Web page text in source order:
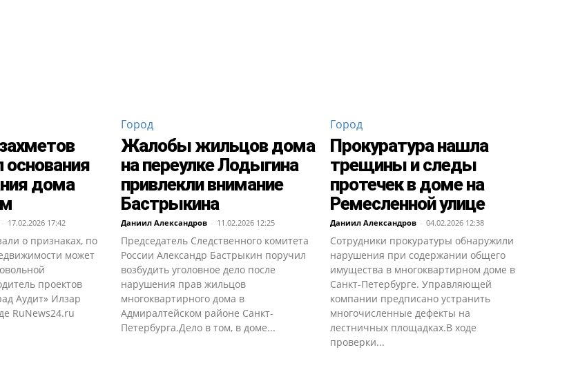
основания
дома
- 17.02.2026 17:42
о признаках, по
может
проектов
Аудит» Илзар
RuNews24.ru
Город
Жалобы жильцов дома
на переулке Лодыгина
привлекли внимание
Бастрыкина
Даниил Александров - 11.02.2026 12:25
Председатель Следственного комитета
России Александр Бастрыкин поручил
возбудить уголовное дело после
нарушения прав жильцов
многоквартирного дома в
Адмиралтейском районе Санкт-
Петербурга.Дело в том, в доме...
Город
Прокуратура нашла
трещины и следы
протечек в доме на
Ремесленной улице
Даниил Александров - 04.02.2026 12:38
Сотрудники прокуратуры обнаружили
нарушения при содержании общего
имущества в многоквартирном доме в
Санкт-Петербурге. Управляющей
компании предписано устранить
многочисленные дефекты на
лестничных площадках.В ходе
проверки...